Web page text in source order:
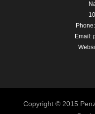
Email:
Copyright © 2015